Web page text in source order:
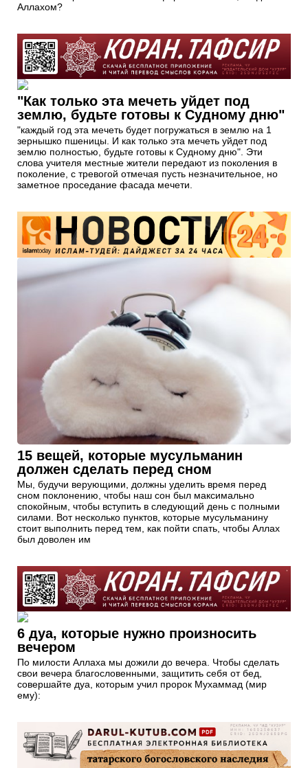
Аллахом?
"Как только эта мечеть уйдет под
землю, будьте готовы к Судному дню"
"каждый год эта мечеть будет погружаться в землю на 1
зернышко пшеницы. И как только эта мечеть уйдет под
землю полностью, будьте готовы к Судному дню". Эти
слова учителя местные жители передают из поколения в
поколение, с тревогой отмечая пусть незначительное, но
заметное проседание фасада мечети.
15 вещей, которые мусульманин
должен сделать перед сном
Мы, будучи верующими, должны уделить время перед
сном поклонению, чтобы наш сон был максимально
спокойным, чтобы вступить в следующий день с полными
силами. Вот несколько пунктов, которые мусульманину
стоит выполнить перед тем, как пойти спать, чтобы Аллах
был доволен им
6 дуа, которые нужно произносить
вечером
По милости Аллаха мы дожили до вечера. Чтобы сделать
свои вечера благословенными, защитить себя от бед,
совершайте дуа, которым учил пророк Мухаммад (мир
ему):